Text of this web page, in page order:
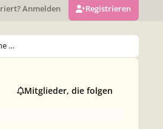
Anmelden Registrieren
…
Mitglieder, die folgen